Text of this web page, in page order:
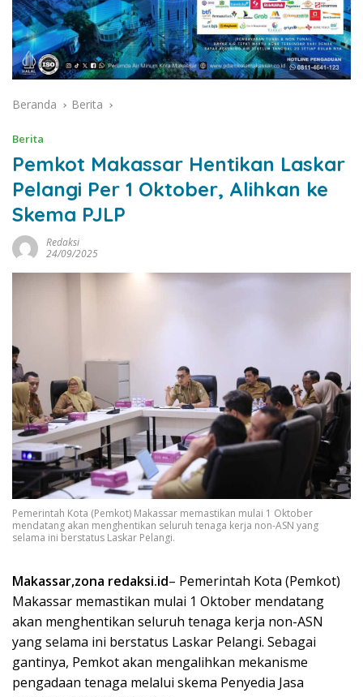
Beranda Berita
Berita
Pemkot Makassar Hentikan Laskar
Pelangi Per 1 Oktober, Alihkan ke
Skema PJLP
Redaksi
24/09/2025
Pemerintah Kota (Pemkot) Makassar memastikan mulai 1 Oktober
mendatang akan menghentikan seluruh tenaga kerja non-ASN yang
selama ini berstatus Laskar Pelangi.
Makassar,zona redaksi.id– Pemerintah Kota (Pemkot)
Makassar memastikan mulai 1 Oktober mendatang
akan menghentikan seluruh tenaga kerja non-ASN
yang selama ini berstatus Laskar Pelangi. Sebagai
gantinya, Pemkot akan mengalihkan mekanisme
pengadaan tenaga melalui skema Penyedia Jasa